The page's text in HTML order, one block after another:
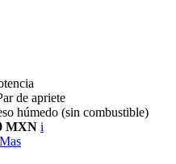
de apriete
húmedo (sin combustible)
MXN i